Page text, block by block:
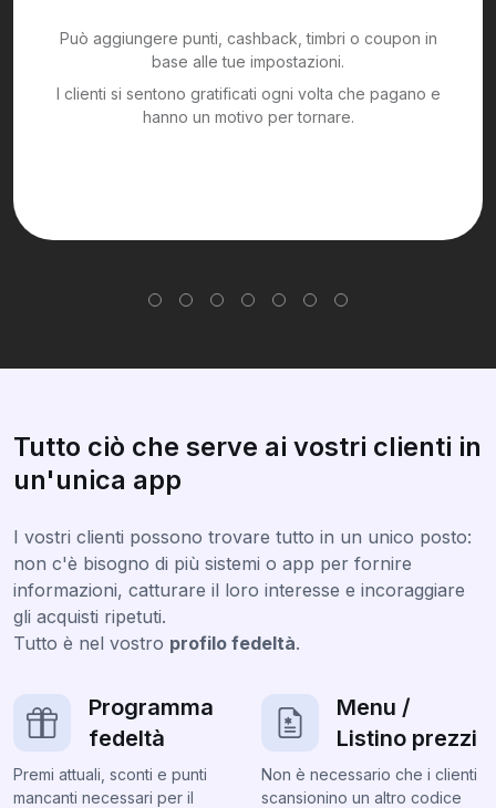
Può aggiungere punti, cashback, timbri o coupon in
base alle tue impostazioni.
I clienti si sentono gratificati ogni volta che pagano e
hanno un motivo per tornare.
Tutto ciò che serve ai vostri clienti in
un'unica app
I vostri clienti possono trovare tutto in un unico posto:
non c'è bisogno di più sistemi o app per fornire
informazioni, catturare il loro interesse e incoraggiare
gli acquisti ripetuti.
Tutto è nel vostro profilo fedeltà.
Programma
fedeltà
Premi attuali, sconti e punti
mancanti necessari per il
Menu /
Listino prezzi
Non è necessario che i clienti
scansionino un altro codice